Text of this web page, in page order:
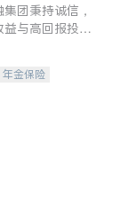
团秉持诚信，
益与高回报投资
实现目标
年金保险